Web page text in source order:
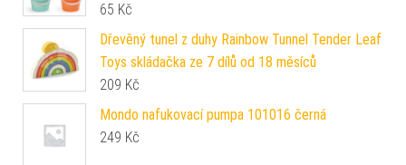
65 Kč
Dřevěný tunel z duhy Rainbow Tunnel Tender Leaf
Toys skládačka ze 7 dílů od 18 měsíců
209 Kč
Mondo nafukovací pumpa 101016 černá
249 Kč